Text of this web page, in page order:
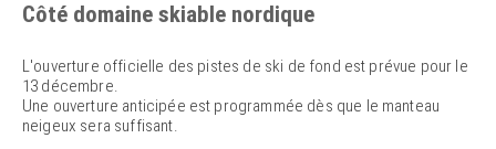
Côté domaine skiable nordique
L'ouverture officielle des pistes de ski de fond est prévue pour le
13 décembre.
Une ouverture anticipée est programmée dès que le manteau
neigeux sera suffisant.